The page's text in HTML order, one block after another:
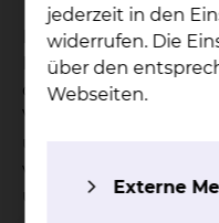
Deshalb lädt das
Mittwoch, 27. Mai,
den Räumlichkeiten
Vereinigung, An der
von degenerativen
und Osteoporose ein.
jederzeit in den
widerrufen. Die
über den
Webseiten.
Externe